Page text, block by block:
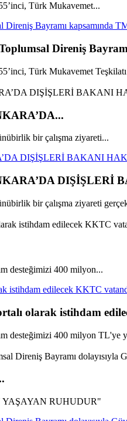
Türk Mukavemet...
Bayramı kapsamında
Direniş
Türk Mukavemet
bir çalışma ziyareti...
DIŞİŞLERİ BAKANI
DIŞİŞLERİ
bir çalışma ziyareti
desteğimizi 400 milyon...
istihdam edilecek KKTC
olarak istihdam
desteğimizi 400 milyon TL'ye
RUHUDUR"